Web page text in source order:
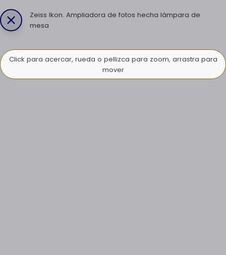
Zeiss Ikon. Ampliadora de fotos hecha lámpara de
mesa
Click para acercar, rueda o pellizca para zoom, arrastra para
mover